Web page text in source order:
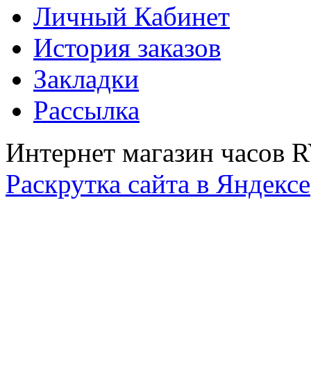
Личный Кабинет
История заказов
Закладки
Рассылка
Интернет магазин часов
Раскрутка сайта в Яндексе